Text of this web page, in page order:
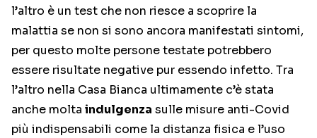
l’altro è un test che non riesce a scoprire la
malattia se non si sono ancora manifestati sintomi,
per questo molte persone testate potrebbero
essere risultate negative pur essendo infetto. Tra
l’altro nella Casa Bianca ultimamente c’è stata
anche molta indulgenza sulle misure anti-Covid
più indispensabili come la distanza fisica e l’uso